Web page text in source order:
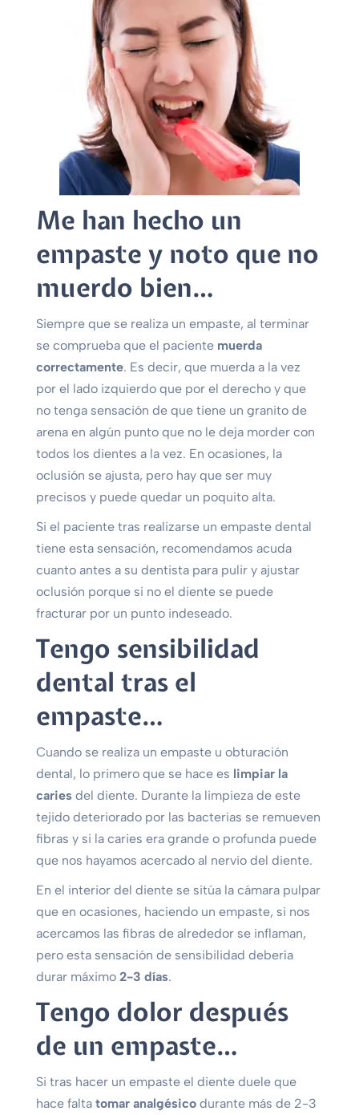
Me han hecho un
empaste y noto que no
muerdo bien…
Siempre que se realiza un empaste, al terminar
se comprueba que el paciente muerda
correctamente. Es decir, que muerda a la vez
por el lado izquierdo que por el derecho y que
no tenga sensación de que tiene un granito de
arena en algún punto que no le deja morder con
todos los dientes a la vez. En ocasiones, la
oclusión se ajusta, pero hay que ser muy
precisos y puede quedar un poquito alta.
Si el paciente tras realizarse un empaste dental
tiene esta sensación, recomendamos acuda
cuanto antes a su dentista para pulir y ajustar
oclusión porque si no el diente se puede
fracturar por un punto indeseado.
Tengo sensibilidad
dental tras el
empaste…
Cuando se realiza un empaste u obturación
dental, lo primero que se hace es limpiar la
cariesdel diente. Durante la limpieza de este
tejido deteriorado por las bacterias se remueven
fibras y si la caries era grande o profunda puede
que nos hayamos acercado al nervio del diente.
En el interior del diente se sitúa la cámara pulpar
que en ocasiones, haciendo un empaste, si nos
acercamos las fibras de alrededor se inflaman,
pero esta sensación de sensibilidad debería
durar máximo 2-3 días.
Tengo dolor después
de un empaste…
Si tras hacer un empaste el diente duele que
hace falta tomar analgésicodurante más de 2-3